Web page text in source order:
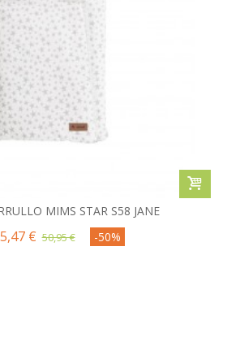
MIMS STAR S58 JANE
€ 50,95 € -50%